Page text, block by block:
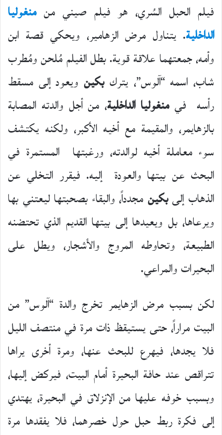
فيلم الحبل السُري، هو فيلم صيني منمنغوليا
الداخلية. يتناول مرض الزهامير، ويحكي قصة ابن
وأمه، جمعتهما علاقة قوية. بطل الفيلم مُلحن ومُطرب
شاب، اسمه “آلوس”، يتركبكينويعود إلى مسقط
رأسه فيمنغوليا الداخلية، من أجل والدته المصابة
بالزهايمر، والمقيمة مع أخيه الأكبر، ولكنه يكتشف
سوء معاملة أخيه لوالدته، ورغبتها المستمرة في
البحث عن بيتها والعودة إليه. فيقرر التخلي عن
الذهاب إلىبكينمجدداً، والبقاء بصحبتها ليعتني بها
ويرعاها، بل ويعيدها إلى بيتها القديم الذي تحتضنه
الطبيعة، وتحاوطه المروج والأشجار، ويطل على
البحيرات والمراعي.
لكن بسبب مرض الزهايمر تخرج والدة “آلوس” من
البيت مراراً، حتى يستيقظ ذات مرة في منتصف الليل
فلا يجدها، فيهرع للبحث عنها، ومرة أخرى يراها
تتراقص عند حافة البحيرة أمام البيت، فيركض إليها،
وبسبب خوفه عليها من الإنزلاق في البحيرة، يهتدي
إلى فكرة ربط حبل حول خصرهما، فلا يفقدها مرة